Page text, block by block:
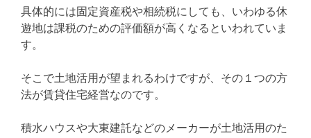
具体的には固定資産税や相続税にしても、いわゆる休
遊地は課税のための評価額が高くなるといわれていま
す。
そこで土地活用が望まれるわけですが、その１つの方
法が賃貸住宅経営なのです。
積水ハウスや大東建託などのメーカーが土地活用のた